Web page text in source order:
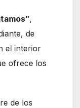
,
de
el interior
ofrece los
de los